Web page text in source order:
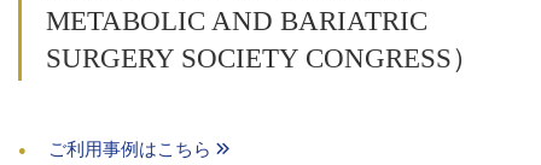
METABOLIC AND BARIATRIC
SURGERY SOCIETY CONGRESS）
ご利用事例はこちら